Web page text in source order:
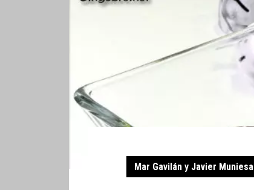
Mar Gavilán y Javier Muniesa